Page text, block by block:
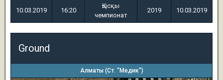
10.03.2019 16:20
Қысқы
чемпионат
2019 10.03.2019
Ground
Алматы (Ст. "Медик")